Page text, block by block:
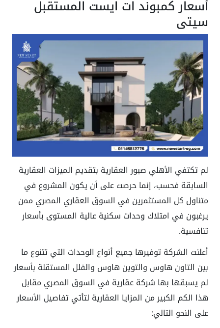
أسعار كمبوند ات ايست المستقبل
سيتي
لم تكتفي الأهلي صبور العقارية بتقديم الميزات العقارية
السابقة فحسب، إنما حرصت على أن يكون المشروع في
متناول كل المستثمرين في السوق العقاري المصري ممن
يرغبون في امتلاك وحدات سكنية عالية المستوى بأسعار
تنافسية.
أعلنت الشركة توفيرها جميع أنواع الوحدات التي تتنوع ما
بين التاون هاوس والتوين هاوس والفلل المستقلة بأسعار
لم يسبقها بها شركة عقارية في السوق المصري مقابل
هذا الكم الكبير من المزايا العقارية لتأتي تفاصيل الأسعار
على النحو التالي: